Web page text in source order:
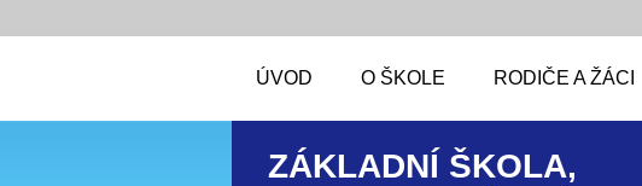
ÚVOD O ŠKOLE RODIČE A ŽÁCI
ZÁKLADNÍ ŠKOLA,